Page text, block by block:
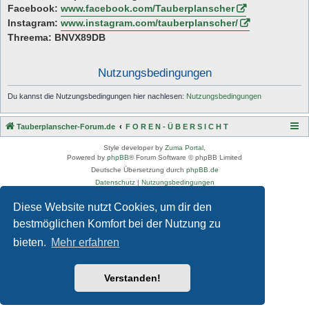
Diese Website nutzt Cookies, um dir den
bestmöglichen Komfort bei der Nutzung zu
bieten. Mehr erfahren
Verstanden!
Facebook: www.facebook.com/Tauberplanscher
Instagram: www.instagram.com/tauberplanscher/
Threema: BNVX89DB
Nutzungsbedingungen
Du kannst die Nutzungsbedingungen hier nachlesen: Nutzungsbedingungen
Tauberplanscher-Forum.de F O R E N - Ü B E R S I C H T
Style developer by Zuma Portal
Powered by phpBB® Forum Software © phpBB Limited
Deutsche Übersetzung durch phpBB.de
Datenschutz| Nutzungsbedingungen